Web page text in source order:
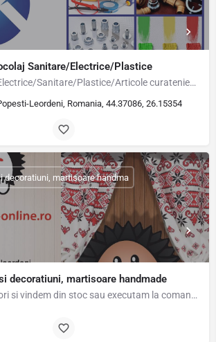
Sanitare/Electrice/Plastice
Magazin Bricolaj Electrice/Sanitare/Plastice/Articole curatenie/Feronerie/Menaj
Leordeni, Romania, 44.37086, 26.15354
decoratiuni, martisoare handmade
Suntem producatori si vindem din stoc sau executam la comanda rochite pentru fete 1-6ani, cesti…
decoratiuni, martisoare handma